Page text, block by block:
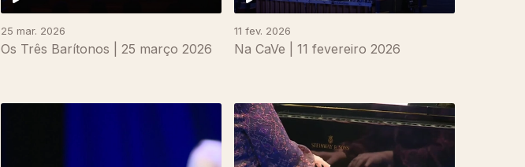
25 mar. 2026
Os Três Barítonos | 25 março 2026
11 fev. 2026
Na CaVe | 11 fevereiro 2026